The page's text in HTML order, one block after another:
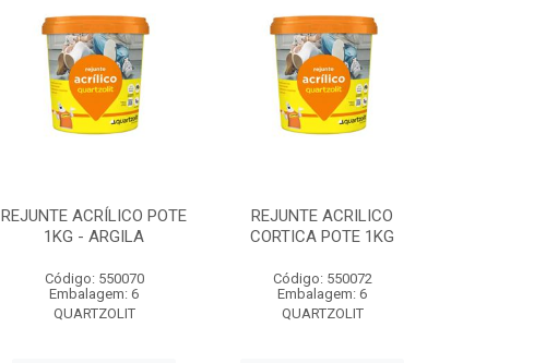
REJUNTE ACRÍLICO POTE
1KG - ARGILA
Código: 550070
Embalagem: 6
QUARTZOLIT
REJUNTE ACRILICO
CORTICA POTE 1KG
Código: 550072
Embalagem: 6
QUARTZOLIT